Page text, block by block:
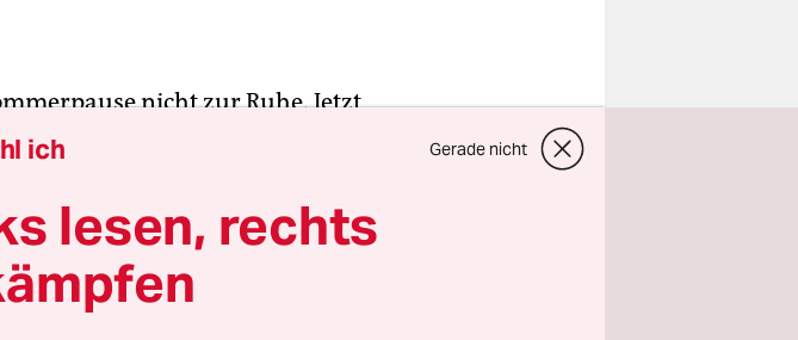
nicht zur Ruhe. Jetzt
Union und ihrem
„Was wir bisher nicht
sagte SPD-
im ARD-Morgenmagazin.
ich Gerade nicht
lesen, rechts